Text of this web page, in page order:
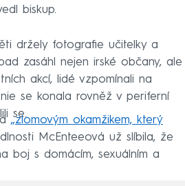
biskup.
držely fotografie učitelky a
zasáhl nejen irské občany, ale
akcí, lidé vzpomínali na
se konala rovněž v periferní
se.
„zlomovým okamžikem, který
McEnteeová už slíbila, že
boj s domácím, sexuálním a